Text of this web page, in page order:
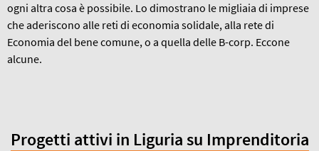
ogni altra cosa è possibile. Lo dimostrano le migliaia di imprese
che aderiscono alle reti di economia solidale, alla rete di
Economia del bene comune, o a quella delle B-corp. Eccone
alcune.
Progetti attivi in Liguria su Imprenditoria